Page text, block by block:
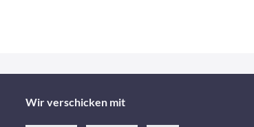
Wir verschicken mit